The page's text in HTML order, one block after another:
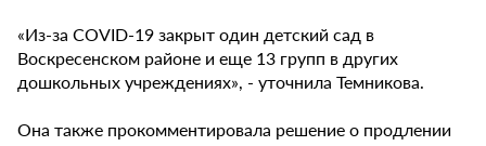
«Из-за COVID-19 закрыт один детский сад в
Воскресенском районе и еще 13 групп в других
дошкольных учреждениях», - уточнила Темникова.
Она также прокомментировала решение о продлении